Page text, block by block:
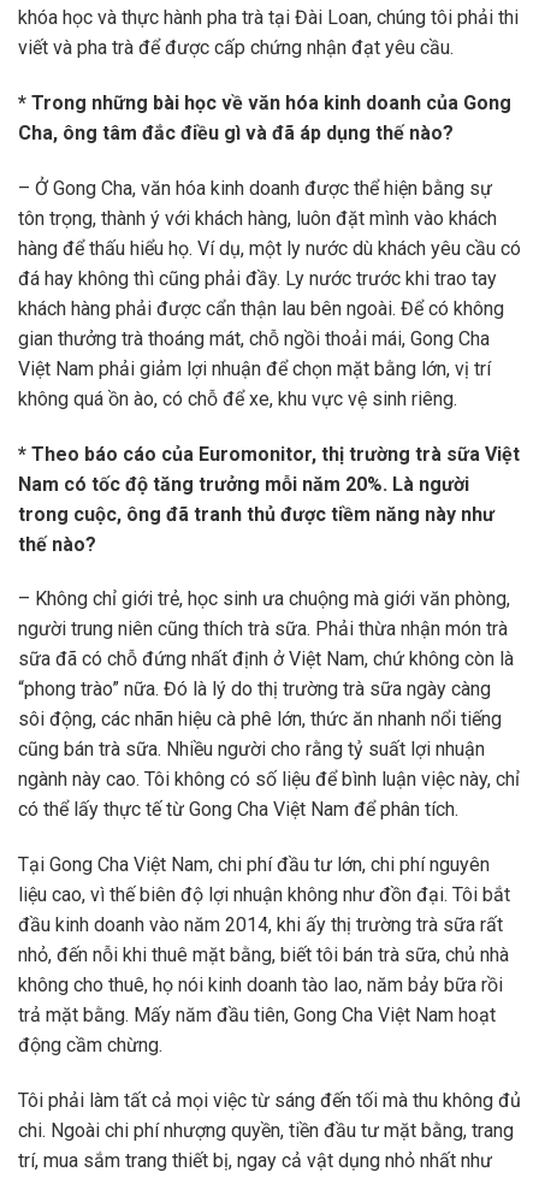
khóa học và thực hành pha trà tại Đài Loan, chúng tôi phải thi
viết và pha trà để được cấp chứng nhận đạt yêu cầu.
* Trong những bài học về văn hóa kinh doanh của Gong
Cha, ông tâm đắc điều gì và đã áp dụng thế nào?
– Ở Gong Cha, văn hóa kinh doanh được thể hiện bằng sự
tôn trọng, thành ý với khách hàng, luôn đặt mình vào khách
hàng để thấu hiểu họ. Ví dụ, một ly nước dù khách yêu cầu có
đá hay không thì cũng phải đầy. Ly nước trước khi trao tay
khách hàng phải được cẩn thận lau bên ngoài. Để có không
gian thưởng trà thoáng mát, chỗ ngồi thoải mái, Gong Cha
Việt Nam phải giảm lợi nhuận để chọn mặt bằng lớn, vị trí
không quá ồn ào, có chỗ để xe, khu vực vệ sinh riêng.
* Theo báo cáo của Euromonitor, thị trường trà sữa Việt
Nam có tốc độ tăng trưởng mỗi năm 20%. Là người
trong cuộc, ông đã tranh thủ được tiềm năng này như
thế nào?
– Không chỉ giới trẻ, học sinh ưa chuộng mà giới văn phòng,
người trung niên cũng thích trà sữa. Phải thừa nhận món trà
sữa đã có chỗ đứng nhất định ở Việt Nam, chứ không còn là
“phong trào” nữa. Đó là lý do thị trường trà sữa ngày càng
sôi động, các nhãn hiệu cà phê lớn, thức ăn nhanh nổi tiếng
cũng bán trà sữa. Nhiều người cho rằng tỷ suất lợi nhuận
ngành này cao. Tôi không có số liệu để bình luận việc này, chỉ
có thể lấy thực tế từ Gong Cha Việt Nam để phân tích.
Tại Gong Cha Việt Nam, chi phí đầu tư lớn, chi phí nguyên
liệu cao, vì thế biên độ lợi nhuận không như đồn đại. Tôi bắt
đầu kinh doanh vào năm 2014, khi ấy thị trường trà sữa rất
nhỏ, đến nỗi khi thuê mặt bằng, biết tôi bán trà sữa, chủ nhà
không cho thuê, họ nói kinh doanh tào lao, năm bảy bữa rồi
trả mặt bằng. Mấy năm đầu tiên, Gong Cha Việt Nam hoạt
động cầm chừng.
Tôi phải làm tất cả mọi việc từ sáng đến tối mà thu không đủ
chi. Ngoài chi phí nhượng quyền, tiền đầu tư mặt bằng, trang
trí, mua sắm trang thiết bị, ngay cả vật dụng nhỏ nhất như